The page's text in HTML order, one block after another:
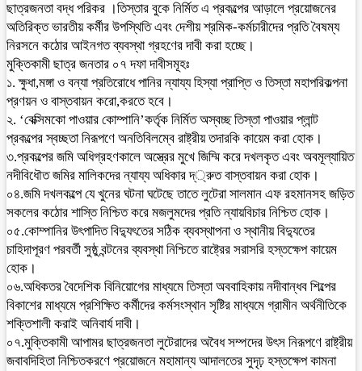
ছাত্রজনতা বদ্ধ পরিকর ।তিস্তার বুকে নির্মিত এ প্রকল্পের আড়ালে প্রয়োজনের
অতিরিক্ত ভারতীয় কর্মীর উপস্থিতি এবং দেশীয় শ্রমিক-কর্মচারীদের প্রতি বৈষম্য
নিরসনে কঠোর আইনগত ব্যবস্থা গ্রহণের দাবী করা হচ্ছে।
মুক্তিকামী ছাত্র জনতার ০৭ দফা দাবীসমূহঃ
১. ক্ষুধা,মঙ্গা ও বন্যা প্রতিরোধে পানির ন্যায্য হিস্যা প্রাপ্তি ও তিস্তা মহাপরিকল্পনা
প্রণয়ন ও বাস্তবায়ন করো,করতে হবে।
২. ‘বেক্সিমকো পাওয়ার কোম্পানি’কর্তৃক নির্মিত অস্বচ্ছ তিস্তা পাওয়ার প্লান্ট
প্রকল্পের স্বচ্ছতা নিরূপণে অনতিবিলম্বে রাষ্ট্রীয় তদারকি কায়েম করা হোক।
৩.প্রকল্পের জমি অধিগ্রহণকালে অস্ত্রের মুখে জিম্মি করে দখলকৃত এবং অবমূল্যায়িত
নদীবিধৌত জমির মালিকদের ন্যায্য অধিকার দ্্রুত বাস্তবায়ন করা হোক।
০৪.জমি দখলকল্পে যে খুনের ঘটনা ঘটেছে তাতে লুটেরা সালমান এফ রহমানসহ জড়িত
সকলের কঠোর শাস্তি নিশ্চিত করে মজলুমদের প্রতি ন্যায়বিচার নিশ্চিত হোক।
০৫.কোম্পানির উৎপাদিত বিদ্যুৎতের সঠিক ব্যবস্থাপনা ও স্থানীয় বিদ্যুতের
চাহিদাপূরণ পরবর্তী সুষ্ঠু বন্টনের ব্যবস্থা নিশ্চিতে রাষ্ট্রের সরাসরি হস্তক্ষেপ কায়েম
হোক।
০৬.অধিকতর বৈদেশিক বিনিয়োগের মাধ্যমে তিস্তা অববাহিকায় নদীবান্ধব শিল্পের
বিকাশের মাধ্যমে প্রশিক্ষিত কর্মীদের কর্মসংস্থান সৃষ্টির মাধ্যমে গ্রামীন অর্থনীতিকে
শক্তিশালী করাই অনিবার্য দাবী।
০৭.মুক্তিকামী আপামর ছাত্রজনতা লুটেরাদের অবৈধ সম্পদের উৎস নিরূপণে রাষ্ট্রীয়
জবাবদিহিতা নিশ্চিতকরণে প্রয়োজনে মহামান্য আদালতের সুদৃঢ় হস্তক্ষেপ কামনা